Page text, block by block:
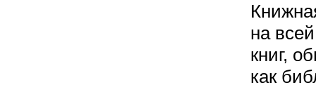
на
книг,
как